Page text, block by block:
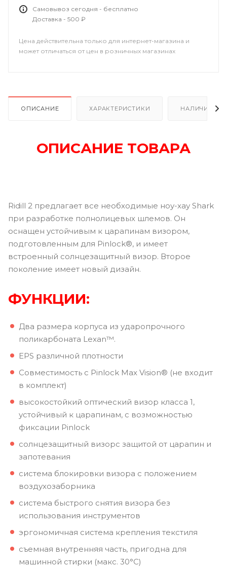
Самовывоз сегодня - бесплатно
Доставка - 500 ₽
Цена действительна только для интернет-магазина и
может отличаться от цен в розничных магазинах
ОПИСАНИЕ ХАРАКТЕРИСТИКИ НАЛИЧИЕ В
ОПИСАНИЕ ТОВАРА
Ridill 2 предлагает все необходимые ноу-хау Shark
при разработке полнолицевых шлемов. Он
оснащен устойчивым к царапинам визором,
подготовленным для Pinlock®, и имеет
встроенный солнцезащитный визор. Второе
поколение имеет новый дизайн.
ФУНКЦИИ:
Два размера корпуса из ударопрочного
поликарбоната Lexan™.
EPS различной плотности
Совместимость с Pinlock Max Vision® (не входит
в комплект)
высокостойкий оптический визор класса 1,
устойчивый к царапинам, с возможностью
фиксации Pinlock
солнцезащитный визорс защитой от царапин и
запотевания
система блокировки визора с положением
воздухозаборника
система быстрого снятия визора без
использования инструментов
эргономичная система крепления текстиля
съемная внутренняя часть, пригодна для
машинной стирки (макс. 30°C)